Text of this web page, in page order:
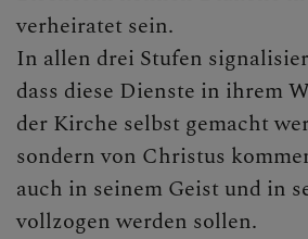
verheiratet sein.
In allen drei Stufen
dass diese Dienste in ihrem
der Kirche selbst gemacht
sondern von Christus
auch in seinem Geist und in
vollzogen werden sollen.